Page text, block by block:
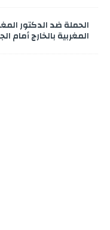
الحملة ضد الدكتور
المغربية بالخارج أمام